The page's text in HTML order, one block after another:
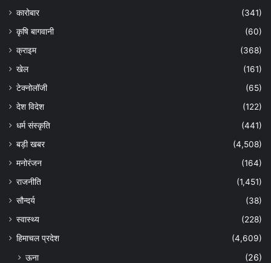
कारोबार
(341)
कृषि बागवानी
(60)
क्राइम
(368)
खेल
(161)
टेक्नोलॉजी
(65)
देश विदेश
(122)
धर्म संस्कृति
(441)
बड़ी खबर
(4,508)
मनोरंजन
(164)
राजनीति
(1,451)
सौन्दर्य
(38)
स्वास्थ्य
(228)
हिमाचल प्रदेश
(4,609)
ऊना
(26)